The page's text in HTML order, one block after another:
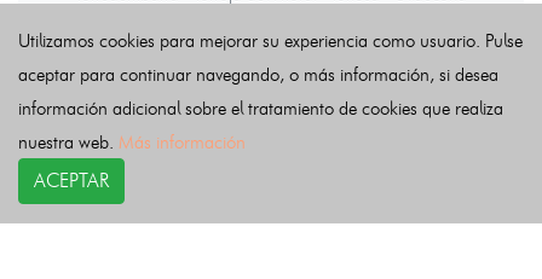
Vilanova d´Escornalbou
Vilella Baixa, La
Xerta
Utilizamos cookies para mejorar su experiencia como usuario. Pulse
aceptar para continuar navegando, o más información, si desea
información adicional sobre el tratamiento de cookies que realiza
nuestra web. Más información
ACEPTAR